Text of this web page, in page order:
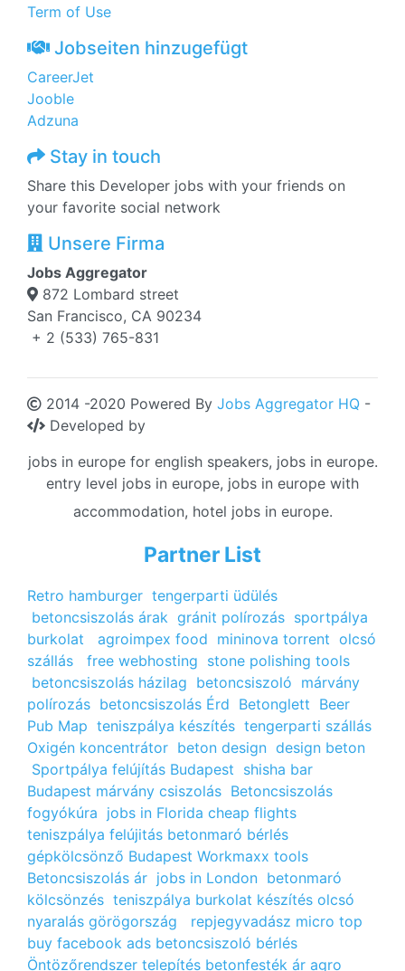
Term of Use
Jobseiten hinzugefügt
CareerJet
Jooble
Adzuna
Stay in touch
Share this Developer jobs with your friends on
your favorite social network
Unsere Firma
Jobs Aggregator
872 Lombard street
San Francisco, CA 90234
+ 2 (533) 765-831
2014 -2020 Powered By Jobs Aggregator HQ -
Developed by
jobs in europe for english speakers, jobs in europe.
entry level jobs in europe, jobs in europe with
accommodation, hotel jobs in europe.
Partner List
Retro hamburger tengerparti üdülés
betoncsiszolás árak gránit polírozás sportpálya
burkolat
agroimpex food mininova torrent olcsó
szállás
free webhosting stone polishing tools
betoncsiszolás házilag betoncsiszoló márvány
polírozás betoncsiszolás Érd Betonglett Beer
Pub Map teniszpálya készítés tengerparti szállás
Oxigén koncentrátor beton design design beton
Sportpálya felújítás Budapest shisha bar
Budapest márvány csiszolás Betoncsiszolás
fogyókúra jobs in Florida cheap flights
teniszpálya felújitás betonmaró bérlés
gépkölcsönző Budapest Workmaxx tools
Betoncsiszolás ár jobs in London betonmaró
kölcsönzés teniszpálya burkolat készítés olcsó
nyaralás görögország
repjegyvadász micro top
buy facebook ads betoncsiszoló bérlés
Öntözőrendszer telepítés betonfesték ár agro